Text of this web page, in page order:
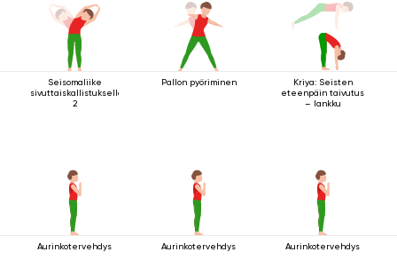
Seisomaliike
sivuttaiskallistuksella
2
Pallon pyöriminen
Kriya: Seisten
eteenpäin taivutus
– lankku
Aurinkotervehdys Aurinkotervehdys Aurinkotervehdys